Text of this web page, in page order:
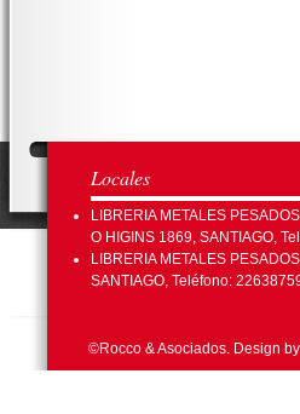
Locales
LIBRERIA METALES
O HIGINS 1869, SANTIAGO,
LIBRERIA METALES
SANTIAGO, Teléfono:
©Rocco & Asociados. Design by